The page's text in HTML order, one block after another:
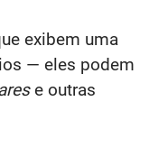
exibem uma
— eles podem
e outras